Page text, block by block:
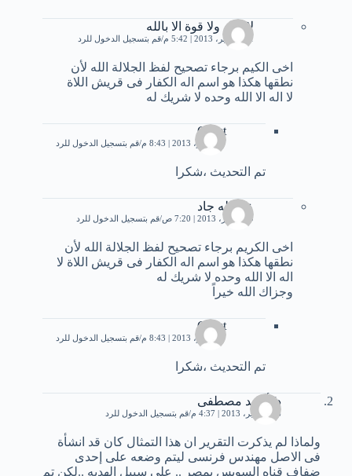
لاحول ولا قوة الا بالله
21 سبتمبر، 2013 | 5:42 م قم بتسجيل الدخول للرد
اخى الكيم برجاء تصحيح لفظ الجلالة الله لأن
نطقها هكذا هو اسم اله الكفار فى قريش اللاة
لا اله الا الله وحده لا شريك له
Guest
7 نوفمبر، 2013 | 8:43 م قم بتسجيل الدخول للرد
تم التحديث ،شكرا
عبدالله جاد
19 أكتوبر، 2013 | 7:20 ص قم بتسجيل الدخول للرد
اخى الكريم برجاء تصحيح لفظ الجلالة الله لأن
نطقها هكذا هو اسم اله الكفار فى قريش اللاة لا
اله الا الله وحده لا شريك له
وجزاك الله خيراً
Guest
7 نوفمبر، 2013 | 8:43 م قم بتسجيل الدخول للرد
تم التحديث ،شكرا
د/ أحمد مصطفى
26 سبتمبر، 2013 | 4:37 م قم بتسجيل الدخول للرد
ولماذا لم يذكرت التقرير ان هذا التمثال كان قد انشأة
فى الاصل مهندس فرنسى ليتم وضعه على إحدى
ضفاف قناه السويس بمصر .. على سبيل الهديه ..لكن تم